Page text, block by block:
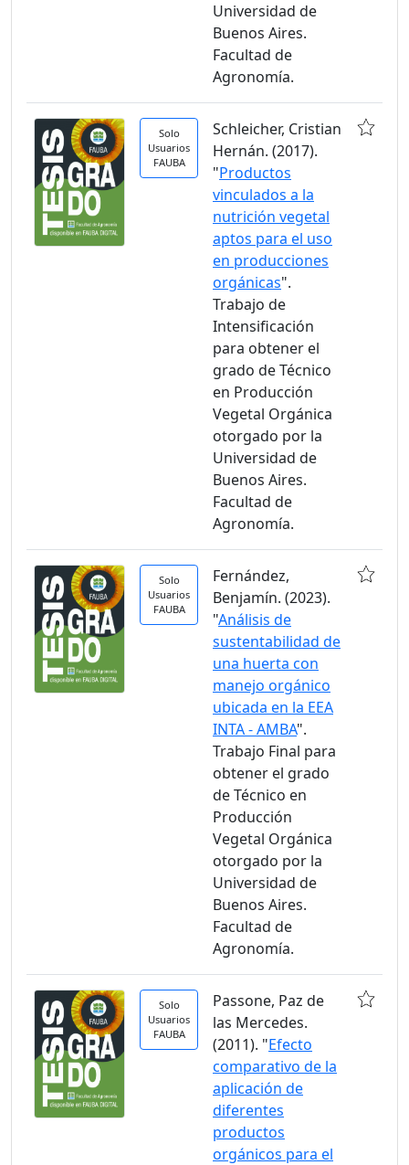
Universidad de
Buenos Aires.
Facultad de
Agronomía.
Solo
Usuarios
FAUBA
Schleicher, Cristian
Hernán. (2017).
"Productos
vinculados a la
nutrición vegetal
aptos para el uso
en producciones
orgánicas".
Trabajo de
Intensificación
para obtener el
grado de Técnico
en Producción
Vegetal Orgánica
otorgado por la
Universidad de
Buenos Aires.
Facultad de
Agronomía.
Solo
Usuarios
FAUBA
Fernández,
Benjamín. (2023).
"Análisis de
sustentabilidad de
una huerta con
manejo orgánico
ubicada en la EEA
INTA - AMBA".
Trabajo Final para
obtener el grado
de Técnico en
Producción
Vegetal Orgánica
otorgado por la
Universidad de
Buenos Aires.
Facultad de
Agronomía.
Solo
Usuarios
FAUBA
Passone, Paz de
las Mercedes.
(2011). "Efecto
comparativo de la
aplicación de
diferentes
productos
orgánicos para el